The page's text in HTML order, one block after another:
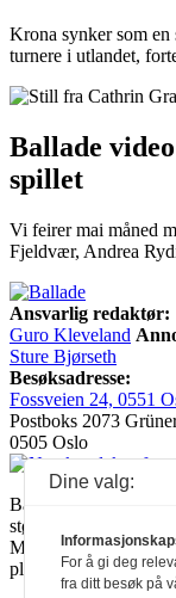
Krona synker som en
turnere i utlandet,
Ballade
spillet
Vi feirer mai måned
Fjeldvær, Andrea
Ansvarlig redaktør:
Guro Kleveland
Sture Bjørseth
Besøksadresse:
Fossveien 24, 0551
Postboks 2073
0505 Oslo
Ballade mottar
støtte fra eierne
Musikkforleggerne.
plakaten.
Dine valg:
For å gi deg
fra ditt besøk på